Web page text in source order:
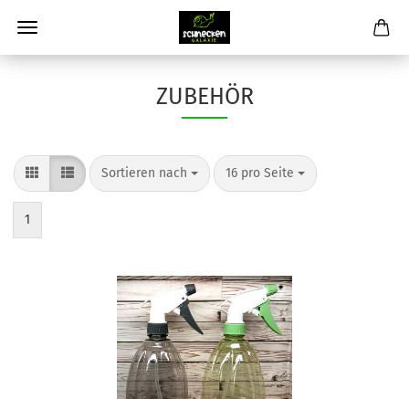
ZUBEHÖR
Sortieren nach
Sortieren nach 16 pro Seite
pro Seite
1